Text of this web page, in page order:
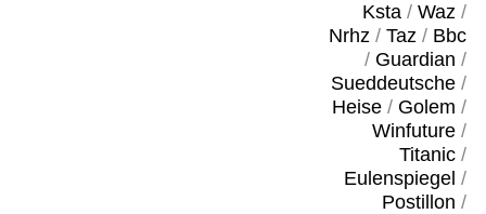
Ksta/ Waz/
Nrhz/ Taz/ Bbc
/ Guardian /
Sueddeutsche/
Heise/ Golem /
Winfuture/
Titanic/
Eulenspiegel /
Postillon /